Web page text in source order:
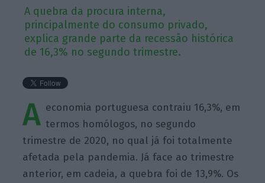
A quebra da procura interna,
principalmente do consumo privado,
explica grande parte da recessão histórica
de 16,3% no segundo trimestre.
A economia portuguesa contraiu 16,3%, em
termos homólogos, no segundo
trimestre de 2020, no qual já foi totalmente
afetada pela pandemia. Já face ao trimestre
anterior, em cadeia, a quebra foi de 13,9%. Os